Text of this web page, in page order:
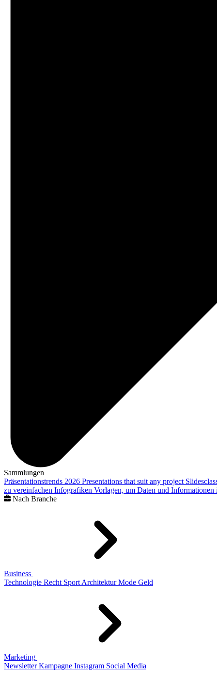
Sammlungen
Präsentationstrends 2026 Presentations that suit any project
zu vereinfachen Infografiken Vorlagen, um Daten und
Nach Branche
Business
Technologie Recht Sport Architektur Mode Geld
Marketing
Newsletter Kampagne Instagram Social Media